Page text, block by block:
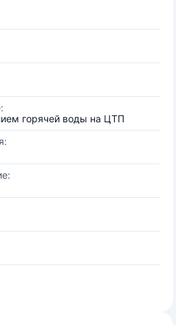
горячей воды на ЦТП